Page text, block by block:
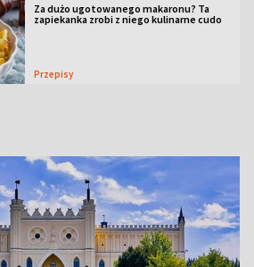
Za dużo ugotowanego makaronu? Ta
zapiekanka zrobi z niego kulinarne cudo
Przepisy